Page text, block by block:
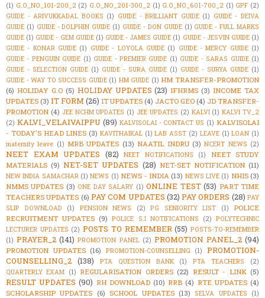
(1) G.O_NO_101-200_2 (2) G.O_NO_201-300_2 (1) G.O_NO_601-700_2 (1) GPF (2)
GUIDE - ARIVUKKADAL BOOKS (1) GUIDE - BRILLIANT GUIDE (1) GUIDE - DEIVA
GUIDE (1) GUIDE - DOLPHIN GUIDE (1) GUIDE - DON GUIDE (1) GUIDE - FULL MARKS
GUIDE (1) GUIDE - GEM GUIDE (1) GUIDE - JAMES GUIDE (1) GUIDE - JESVIN GUIDE (1)
GUIDE - KONAR GUIDE (1) GUIDE - LOYOLA GUIDE (1) GUIDE - MERCY GUIDE (1)
GUIDE - PENGUIN GUIDE (1) GUIDE - PREMIER GUIDE (1) GUIDE - SARAS GUIDE (1)
GUIDE - SELECTION GUIDE (1) GUIDE - SURA GUIDE (1) GUIDE - SURYA GUIDE (1)
GUIDE - WAY TO SUCCESS GUIDE (1) HM GUIDE (1) HM TRANSFER-PROMOTION
(6) HOLIDAY G.O (5) HOLIDAY UPDATES (23) IFHRMS (3) INCOME TAX
UPDATES (3) IT FORM (26) IT UPDATES (4) JACTO GEO (4) JD TRANSFER-
PROMOTION (4) JEE NCHM UPDATES (1) JEE UPDATES (2) KALVI (1) KALVI TV_2
(2) KALVI_VELAIVAIPPU (89) KALVISOLAI - CONTACT US (1) KALVISOLAI
- TODAY'S HEAD LINES (3) KAVITHAIKAL (1) LAB ASST (2) LEAVE (1) LOAN (1)
maternity leave (1) MRB UPDATES (13) NAATIL INDRU (3) NCERT NEWS (2)
NEET EXAM UPDATES (82) NEET NOTIFICATIONS (1)
NEET STUDY
MATERIALS (9) NET-SET UPDATES (28) NET-SET NOTIFICATION (11)
NEW INDIA SAMACHAR (1) NEWS (1) NEWS - INDIA (13) NEWS LIVE (1) NHIS (3)
NMMS UPDATES (3) ONE DAY SALARY (1) ONLINE TEST (53) PART TIME
TEACHERS UPDATES (6) PAY COM UPDATES (32) PAY ORDERS (28) PAY
SLIP DOWNLOAD
(1) PENSION NEWS (2) PG SENIORITY LIST (1)
POLICE
RECRUITMENT UPDATES (9) POLICE S.I NOTIFICATIONS (2) POLYTECHNIC
LECTURER UPDATES (2) POSTS TO REMEMBER (55) POSTS-TO-REMEMBER
(1) PRAYER_2 (141) PROMOTION PANEL (2) PROMOTION PANEL_2 (94)
PROMOTION UPDATES (16) PROMOTION-COUNSELLING (1)
PROMOTION-
COUNSELLING_2 (138) PTA QUESTION BANK (1) PTA TEACHERS
(2)
QUARTERLY EXAM (1) REGULARISATION ORDERS (22) RESULT - LINK (5)
RESULT UPDATES (90) RH DOWNLOAD (10) RRB (4) RTE UPDATES (4)
SCHOLARSHIP UPDATES (6) SCHOOL UPDATES (13) SELVA UPDATES
(1)